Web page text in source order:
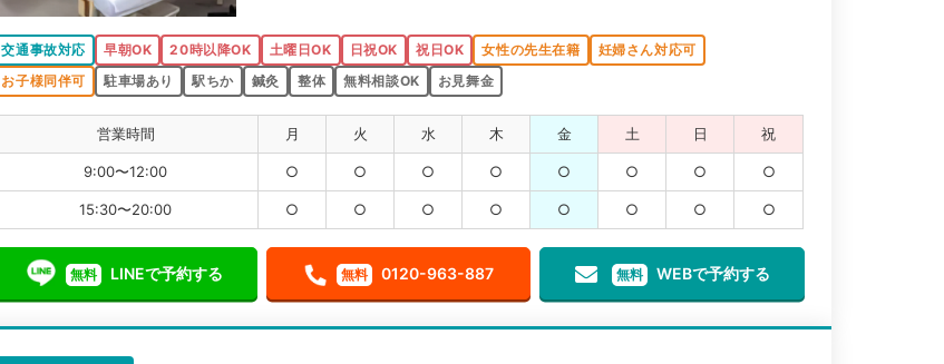
交通事故対応 早朝OK 20時以降OK 土曜日OK 日祝OK 祝日OK 女性の先生在籍
妊婦さん対応可
お子様同伴可
駐車場あり 駅ちか 鍼灸 整体 無料相談OK お見舞金
営業時間 月 火 水 木 金 土 日 祝
9:00〜12:00 ○ ○ ○ ○ ○ ○ ○ ○
15:30〜20:00 ○ ○ ○ ○ ○ ○ ○ ○
無料 LINEで予約する 無料 0120-963-887 無料 WEBで予約する